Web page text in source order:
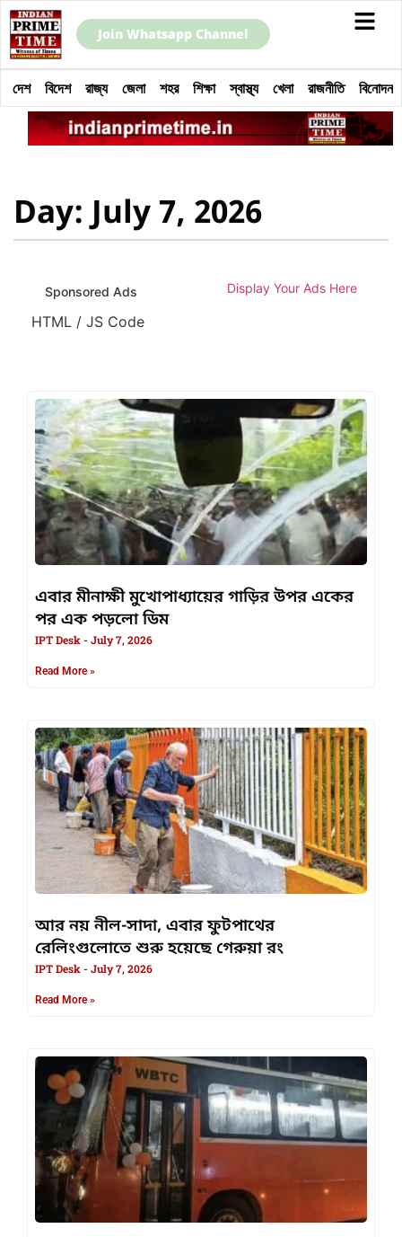
Join Whatsapp Channel
দেশ বিদেশ রাজ্য জেলা শহর শিক্ষা স্বাস্থ্য খেলা রাজনীতি বিনোদন
Day: July 7, 2026
Sponsored Ads Display Your Ads Here
HTML / JS Code
এবার মীনাক্ষী মুখোপাধ্যায়ের গাড়ির উপর একের
পর এক পড়লো ডিম
IPT Desk July 7, 2026
Read More »
আর নয় নীল-সাদা, এবার ফুটপাথের
রেলিংগুলোতে শুরু হয়েছে গেরুয়া রং
IPT Desk July 7, 2026
Read More »